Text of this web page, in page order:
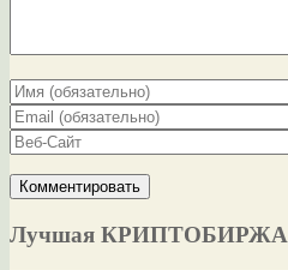
Лучшая КРИПТОБИРЖА